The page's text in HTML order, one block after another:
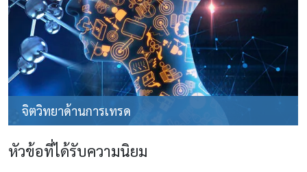
จิตวิทยาด้านการเทรด
หัวข้อที่ได้รับความนิยม